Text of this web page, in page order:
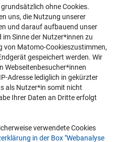
mit Behinderungen
an.
ohne Cookies.
uns, die Nutzung unserer
und darauf aufbauend unser
Sinne der Nutzer*innen zu
von Matomo-Cookieszustimmen,
gespeichert werden. Wir
Webseitenbesucher*innen
Adresse lediglich in gekürzter
als Nutzer*in somit nicht
Ihrer Daten an Dritte erfolgt
verwendete Cookies
in der Box "Webanalyse